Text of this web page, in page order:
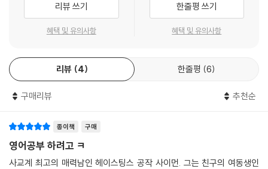
리뷰 쓰기
혜택 및 유의사항
한줄평 쓰기
혜택 및 유의사항
리뷰 4 한줄평 6
구매리뷰 추천순
종이책 구매
영어공부 하려고 ㅋ
사교계 최고의 매력남인 헤이스팅스 공작 사이먼. 그는 친구의 여동생인